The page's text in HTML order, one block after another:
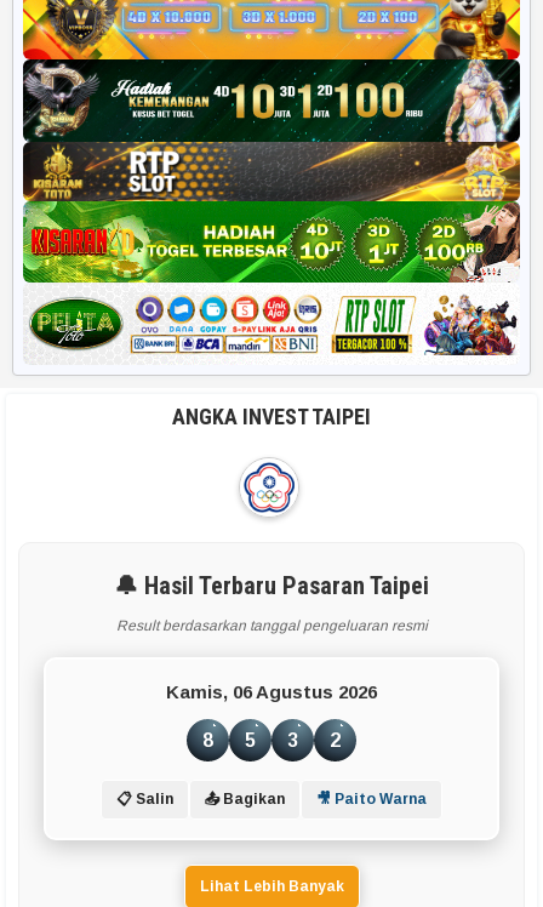
ANGKA INVEST TAIPEI
🔔 Hasil Terbaru Pasaran Taipei
Result berdasarkan tanggal pengeluaran resmi
Kamis, 06 Agustus 2026
8 5 3 2
📋 Salin 📤 Bagikan 🎥 Paito Warna
Lihat Lebih Banyak